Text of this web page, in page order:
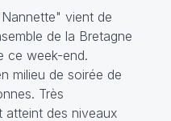
vient de
de la Bretagne
ce week-end.
milieu de soirée de
Très
atteint des niveaux